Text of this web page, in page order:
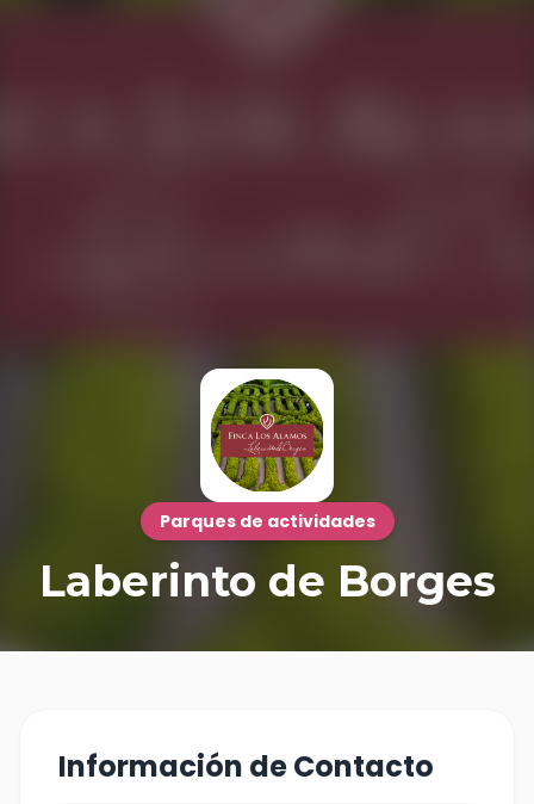
Parques de actividades
Laberinto de Borges
Información de Contacto